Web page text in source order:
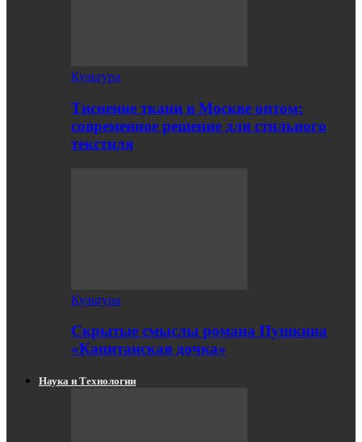
Культура
Тиснение ткани в Москве оптом:
современное решение для стильного
текстиля
Культура
Скрытые смыслы романа Пушкина
«Капитанская дочка»
Наука и Технологии